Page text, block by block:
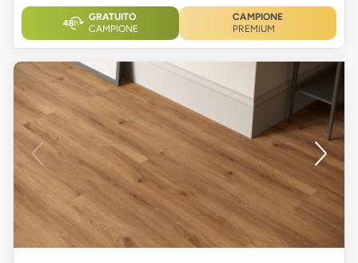
GRATUITO
CAMPIONE
CAMPIONE
PREMIUM